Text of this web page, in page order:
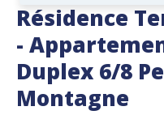
Résidence
-
Duplex 6/8
Montagne